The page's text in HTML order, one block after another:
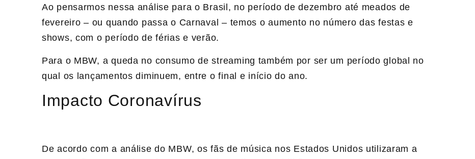
Ao pensarmos nessa análise para o Brasil, no período de dezembro até meados de
fevereiro – ou quando passa o Carnaval – temos o aumento no número das festas e
shows, com o período de férias e verão.
Para o MBW, a queda no consumo de streaming também por ser um período global no
qual os lançamentos diminuem, entre o final e início do ano.
Impacto Coronavírus
De acordo com a análise do MBW, os fãs de música nos Estados Unidos utilizaram a